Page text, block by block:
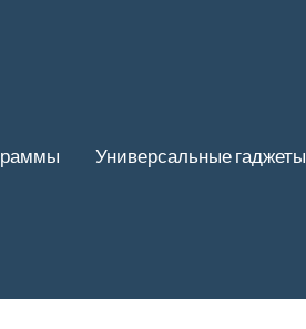
Универсальные гаджеты